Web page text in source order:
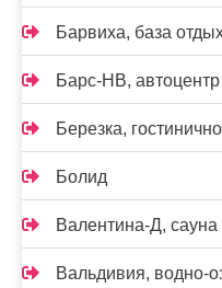
Барвиха, база
Барс-НВ, автоцентр
Березка,
Болид
Валентина-Д, сауна
Вальдивия, водно-